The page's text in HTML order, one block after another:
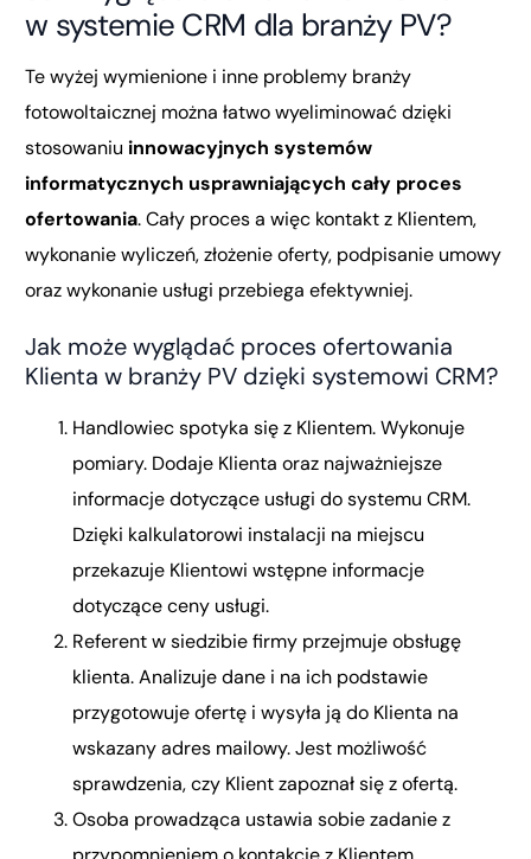
w systemie CRM dla branży PV?
Te wyżej wymienione i inne problemy branży
fotowoltaicznej można łatwo wyeliminować dzięki
stosowaniu innowacyjnych systemów
informatycznych usprawniających cały proces
ofertowania. Cały proces a więc kontakt z Klientem,
wykonanie wyliczeń, złożenie oferty, podpisanie umowy
oraz wykonanie usługi przebiega efektywniej.
Jak może wyglądać proces ofertowania
Klienta w branży PV dzięki systemowi CRM?
Handlowiec spotyka się z Klientem. Wykonuje
pomiary. Dodaje Klienta oraz najważniejsze
informacje dotyczące usługi do systemu CRM.
Dzięki kalkulatorowi instalacji na miejscu
przekazuje Klientowi wstępne informacje
dotyczące ceny usługi.
Referent w siedzibie firmy przejmuje obsługę
klienta. Analizuje dane i na ich podstawie
przygotowuje ofertę i wysyła ją do Klienta na
wskazany adres mailowy. Jest możliwość
sprawdzenia, czy Klient zapoznał się z ofertą.
Osoba prowadząca ustawia sobie zadanie z